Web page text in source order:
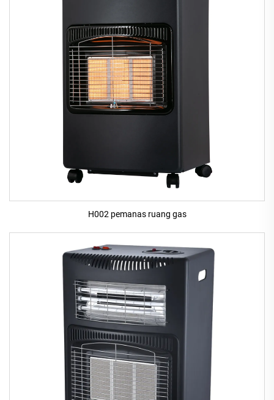
H002 pemanas ruang gas